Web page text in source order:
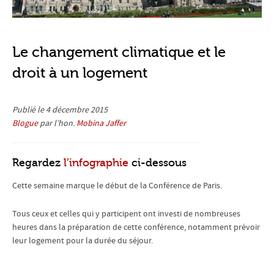
Le changement climatique et le
droit à un logement
Publié le 4 décembre 2015
Bloguepar l’hon. Mobina Jaffer
Regardez l’infographie ci-dessous
Cette semaine marque le début de la Conférence de Paris.
Tous ceux et celles qui y participent ont investi de nombreuses
heures dans la préparation de cette conférence, notamment prévoir
leur logement pour la durée du séjour.